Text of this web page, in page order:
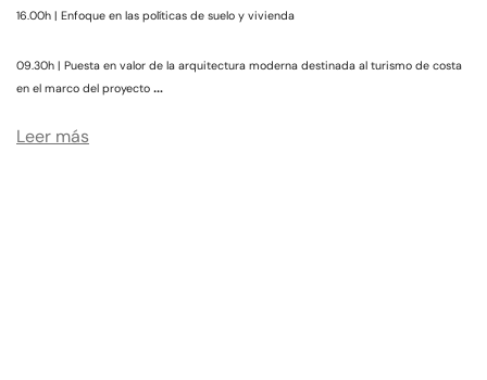
16.00h | Enfoque en las políticas de suelo y vivienda
09.30h | Puesta en valor de la arquitectura moderna destinada al turismo de costa
en el marco del proyecto …
Leer más